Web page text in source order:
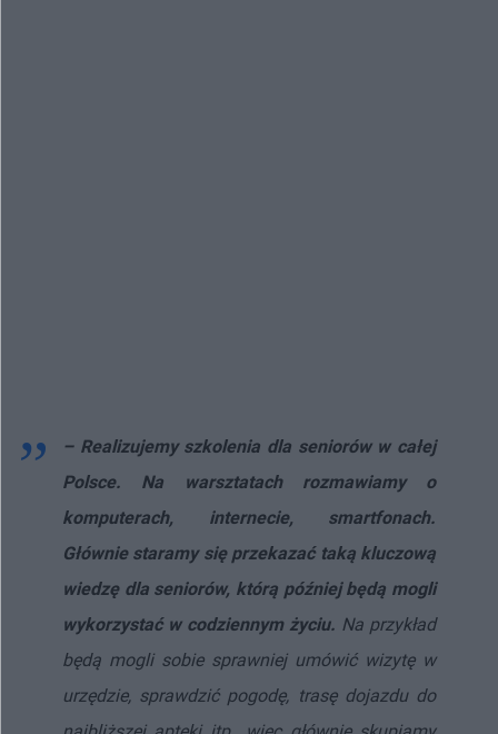
– Realizujemy szkolenia dla seniorów w całej
Polsce. Na warsztatach rozmawiamy o
komputerach, internecie, smartfonach.
Głównie staramy się przekazać taką kluczową
wiedzę dla seniorów, którą później będą mogli
wykorzystać w codziennym życiu. Na przykład
będą mogli sobie sprawniej umówić wizytę w
urzędzie, sprawdzić pogodę, trasę dojazdu do